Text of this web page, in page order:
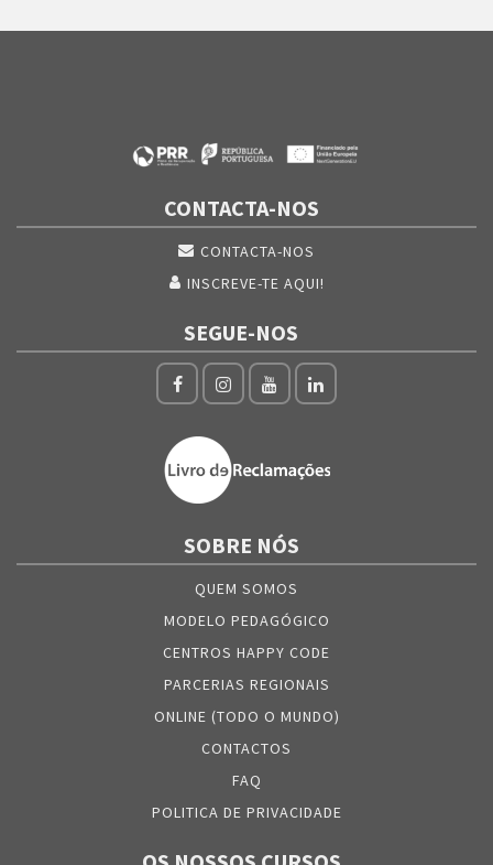
CONTACTA-NOS
CONTACTA-NOS
INSCREVE-TE AQUI!
SEGUE-NOS
SOBRE NÓS
QUEM SOMOS
MODELO PEDAGÓGICO
CENTROS HAPPY CODE
PARCERIAS REGIONAIS
ONLINE (TODO O MUNDO)
CONTACTOS
FAQ
POLITICA DE PRIVACIDADE